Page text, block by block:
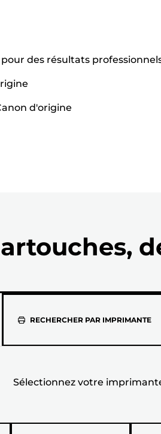
des résultats
d'origine
RECHERCHER PAR IMPRIMANTE
Sélectionnez votre